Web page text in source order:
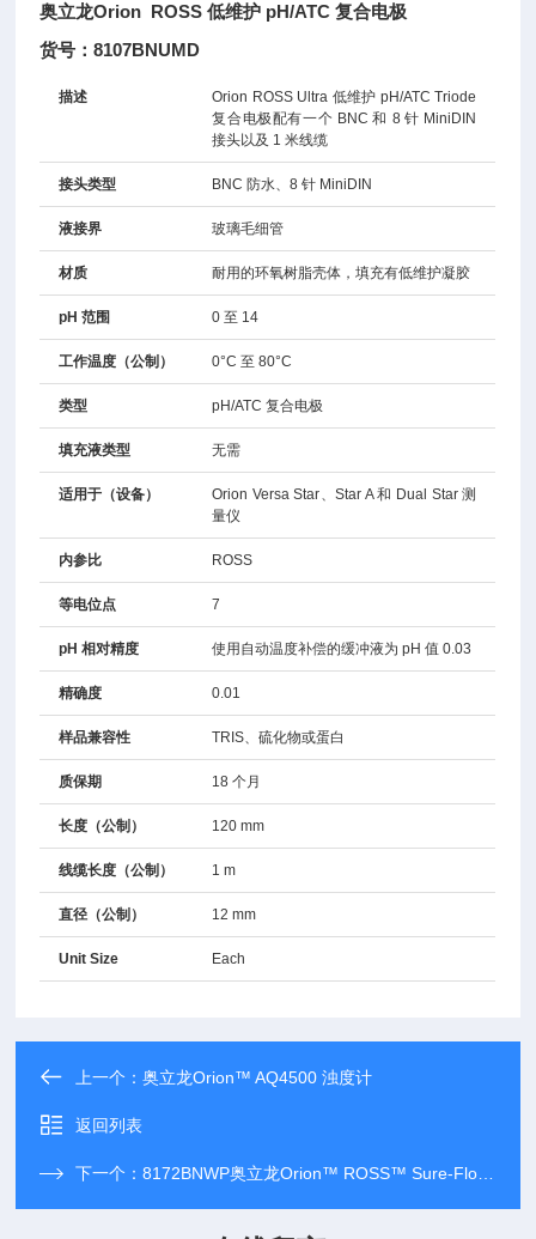
奥立龙Orion ROSS 低维护 pH/ATC 复合电极
货号：8107BNUMD
描述
Orion ROSS Ultra 低维护 pH/ATC Triode
复合电极配有一个 BNC 和 8 针 MiniDIN
接头以及 1 米线缆
接头类型 BNC 防水、8 针 MiniDIN
液接界 玻璃毛细管
材质 耐用的环氧树脂壳体，填充有低维护凝胶
pH 范围 0 至 14
工作温度（公制） 0°C 至 80°C
类型 pH/ATC 复合电极
填充液类型 无需
适用于（设备）
Orion Versa Star、Star A 和 Dual Star 测
量仪
内参比 ROSS
等电位点 7
pH 相对精度 使用自动温度补偿的缓冲液为 pH 值 0.03
精确度 0.01
样品兼容性 TRIS、硫化物或蛋白
质保期 18 个月
长度（公制） 120 mm
线缆长度（公制） 1 m
直径（公制） 12 mm
Unit Size Each
上一个：奥立龙Orion™ AQ4500 浊度计
返回列表
下一个：8172BNWP奥立龙Orion™ ROSS™ Sure-Flow™ pH 电极